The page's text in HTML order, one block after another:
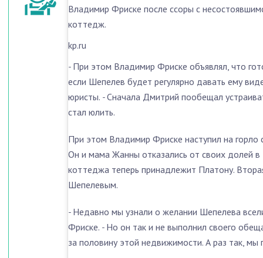
Владимир Фриске после ссоры с
коттедж.
kp.ru
- При этом Владимир Фриске объявлял, что
если Шепелев будет регулярно давать ему
юристы. -Сначала Дмитрий пообещал
стал юлить.
При этом Владимир Фриске наступил на горло
Он и мама Жанны отказались от своих долей в
коттеджа теперь принадлежит Платону.
Шепелевым.
- Недавно мы узнали о желании Шепелева
Фриске. - Но он так и не выполнил своего
за половину этой недвижимости. А раз так,